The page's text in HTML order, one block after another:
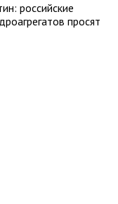
российские
просят